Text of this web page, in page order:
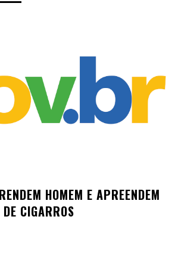
HOMEM E APREENDEM
CIGARROS